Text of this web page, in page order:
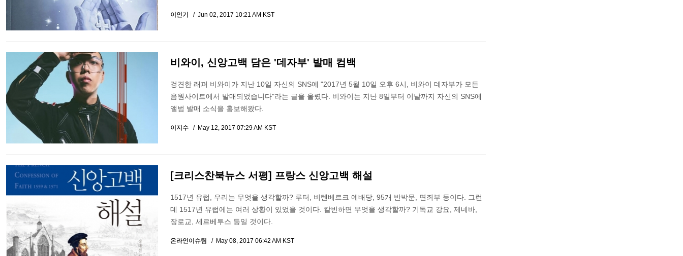
이인기 Jun 02, 2017 10:21 AM KST
비와이, 신앙고백 담은 '데자부' 발매 컴백
겅견한 래퍼 비와이가 지난 10일 자신의 SNS에 "2017년 5월 10일 오후 6시, 비와이 데자부가 모든
음원사이트에서 발매되었습니다"라는 글을 올렸다. 비와이는 지난 8일부터 이날까지 자신의 SNS에
앨범 발매 소식을 홍보해왔다.
이지수 May 12, 2017 07:29 AM KST
[크리스찬북뉴스 서평] 프랑스 신앙고백 해설
1517년 유럽, 우리는 무엇을 생각할까? 루터, 비텐베르크 예배당, 95개 반박문, 면죄부 등이다. 그런
데 1517년 유럽에는 여러 상황이 있었을 것이다. 칼빈하면 무엇을 생각할까? 기독교 강요, 제네바,
장로교, 세르베투스 등일 것이다.
온라인이슈팀 May 08, 2017 06:42 AM KST